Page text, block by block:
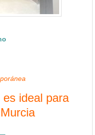
ideal para